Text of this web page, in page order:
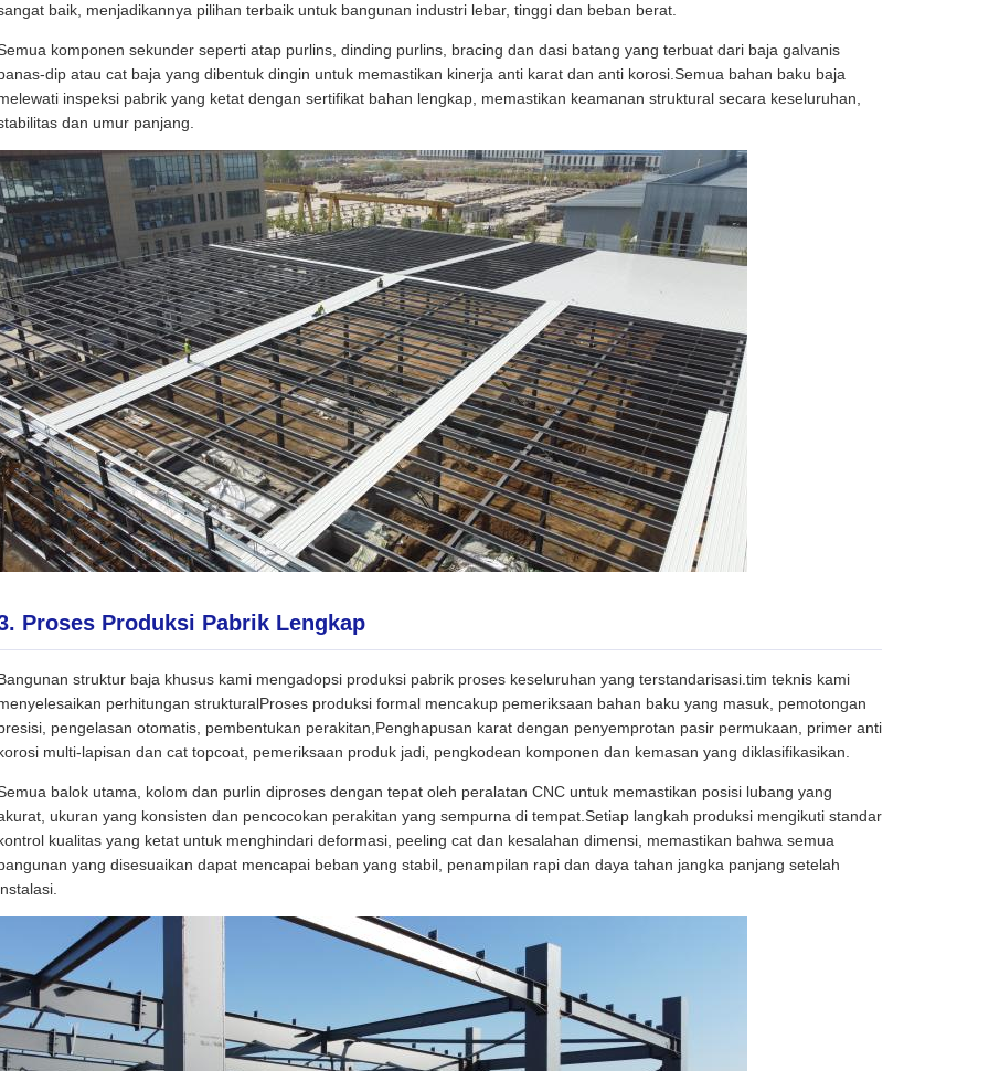
baik, menjadikannya pilihan terbaik untuk bangunan industri lebar, tinggi dan beban berat.
komponen sekunder seperti atap purlins, dinding purlins, bracing dan dasi batang yang terbuat dari baja galvanis
dip atau cat baja yang dibentuk dingin untuk memastikan kinerja anti karat dan anti korosi.Semua bahan baku baja
inspeksi pabrik yang ketat dengan sertifikat bahan lengkap, memastikan keamanan struktural secara keseluruhan,
dan umur panjang.
Proses Produksi Pabrik Lengkap
struktur baja khusus kami mengadopsi produksi pabrik proses keseluruhan yang terstandarisasi.tim teknis kami
perhitungan strukturalProses produksi formal mencakup pemeriksaan bahan baku yang masuk, pemotongan
pengelasan otomatis, pembentukan perakitan,Penghapusan karat dengan penyemprotan pasir permukaan, primer anti
multi-lapisan dan cat topcoat, pemeriksaan produk jadi, pengkodean komponen dan kemasan yang diklasifikasikan.
balok utama, kolom dan purlin diproses dengan tepat oleh peralatan CNC untuk memastikan posisi lubang yang
ukuran yang konsisten dan pencocokan perakitan yang sempurna di tempat.Setiap langkah produksi mengikuti standar
kualitas yang ketat untuk menghindari deformasi, peeling cat dan kesalahan dimensi, memastikan bahwa semua
yang disesuaikan dapat mencapai beban yang stabil, penampilan rapi dan daya tahan jangka panjang setelah